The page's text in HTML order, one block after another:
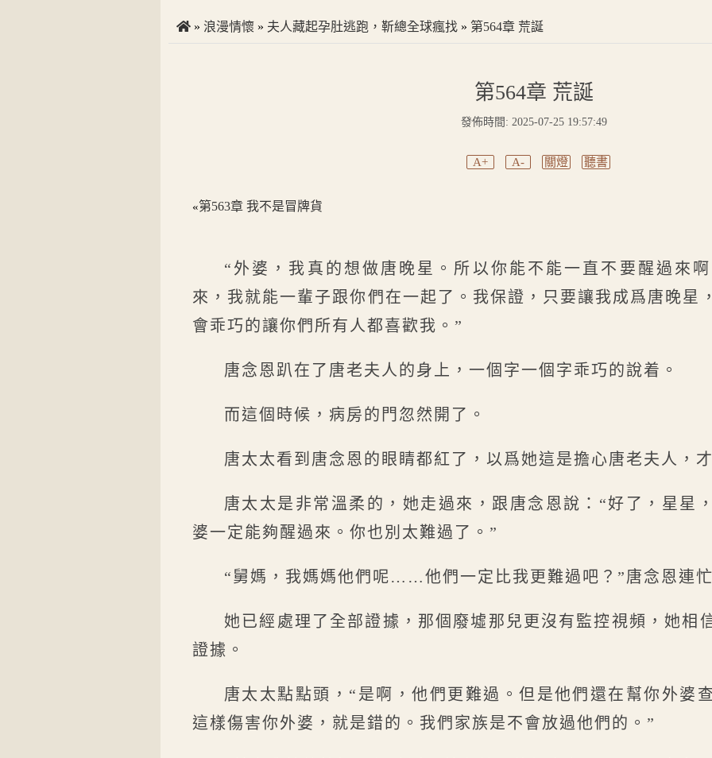
» 浪漫情懷 » 夫人藏起孕肚逃跑，靳總全球瘋找 » 第564章 荒誕
第564章 荒誕
發佈時間: 2025-07-25 19:57:49
A+ A- 關燈 聽書
«第563章 我不是冒牌貨
“外婆，我真的想做唐晚星。所以你能不能一直不要醒過來
來，我就能一輩子跟你們在一起了。我保證，只要讓我成爲唐晚星
會乖巧的讓你們所有人都喜歡我。”
唐念恩趴在了唐老夫人的身上，一個字一個字乖巧的說着。
而這個時候，病房的門忽然開了。
唐太太看到唐念恩的眼睛都紅了，以爲她這是擔心唐老夫人，
唐太太是非常溫柔的，她走過來，跟唐念恩說：“好了，星星
婆一定能夠醒過來。你也別太難過了。”
“舅媽，我媽媽他們呢……他們一定比我更難過吧？”唐念恩連忙
她已經處理了全部證據，那個廢墟那兒更沒有監控視頻，她相
證據。
唐太太點點頭，“是啊，他們更難過。但是他們還在幫你外婆
這樣傷害你外婆，就是錯的。我們家族是不會放過他們的。”